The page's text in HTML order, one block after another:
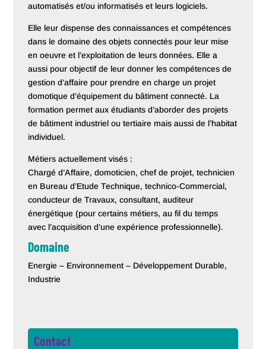
automatisés et/ou informatisés et leurs logiciels.
Elle leur dispense des connaissances et compétences
dans le domaine des objets connectés pour leur mise
en oeuvre et l’exploitation de leurs données. Elle a
aussi pour objectif de leur donner les compétences de
gestion d’affaire pour prendre en charge un projet
domotique d’équipement du bâtiment connecté. La
formation permet aux étudiants d’aborder des projets
de bâtiment industriel ou tertiaire mais aussi de l’habitat
individuel.
Métiers actuellement visés :
Chargé d’Affaire, domoticien, chef de projet, technicien
en Bureau d’Etude Technique, technico-Commercial,
conducteur de Travaux, consultant, auditeur
énergétique (pour certains métiers, au fil du temps
avec l’acquisition d’une expérience professionnelle).
Domaine
Energie – Environnement – Développement Durable,
Industrie
Contact